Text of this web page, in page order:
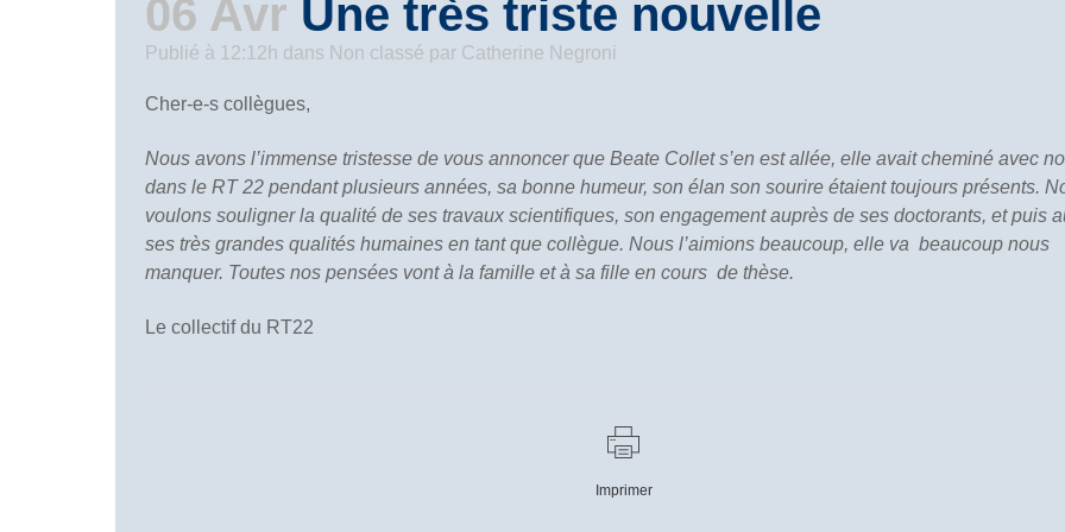
06 Avr Une très triste nouvelle
Publié à 12:12h dans Non classé par Catherine Negroni
Cher-e-s collègues,
Nous avons l’immense tristesse de vous annoncer que Beate Collet s’en est allée, elle avait cheminé avec
dans le RT 22 pendant plusieurs années, sa bonne humeur, son élan son sourire étaient toujours présents.
voulons souligner la qualité de ses travaux scientifiques, son engagement auprès de ses doctorants, et puis
ses très grandes qualités humaines en tant que collègue. Nous l’aimions beaucoup, elle va beaucoup nous
manquer. Toutes nos pensées vont à la famille et à sa fille en cours de thèse.
Le collectif du RT22
Imprimer